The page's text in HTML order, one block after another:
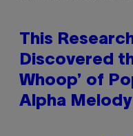
This
Discovered
Whoop’ of
Alpha Melody